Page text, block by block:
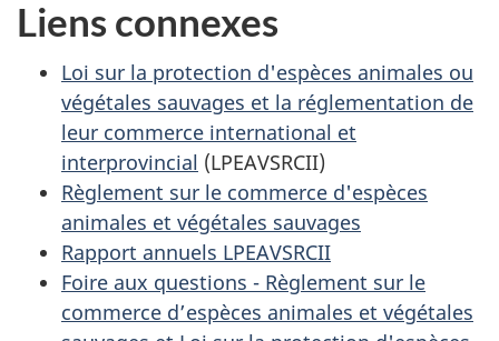
Liens connexes
Loi sur la protection d'espèces animales ou
végétales sauvages et la réglementation de
leur commerce international et
interprovincial (LPEAVSRCII)
Règlement sur le commerce d'espèces
animales et végétales sauvages
Rapport annuels LPEAVSRCII
Foire aux questions - Règlement sur le
commerce d’espèces animales et végétales